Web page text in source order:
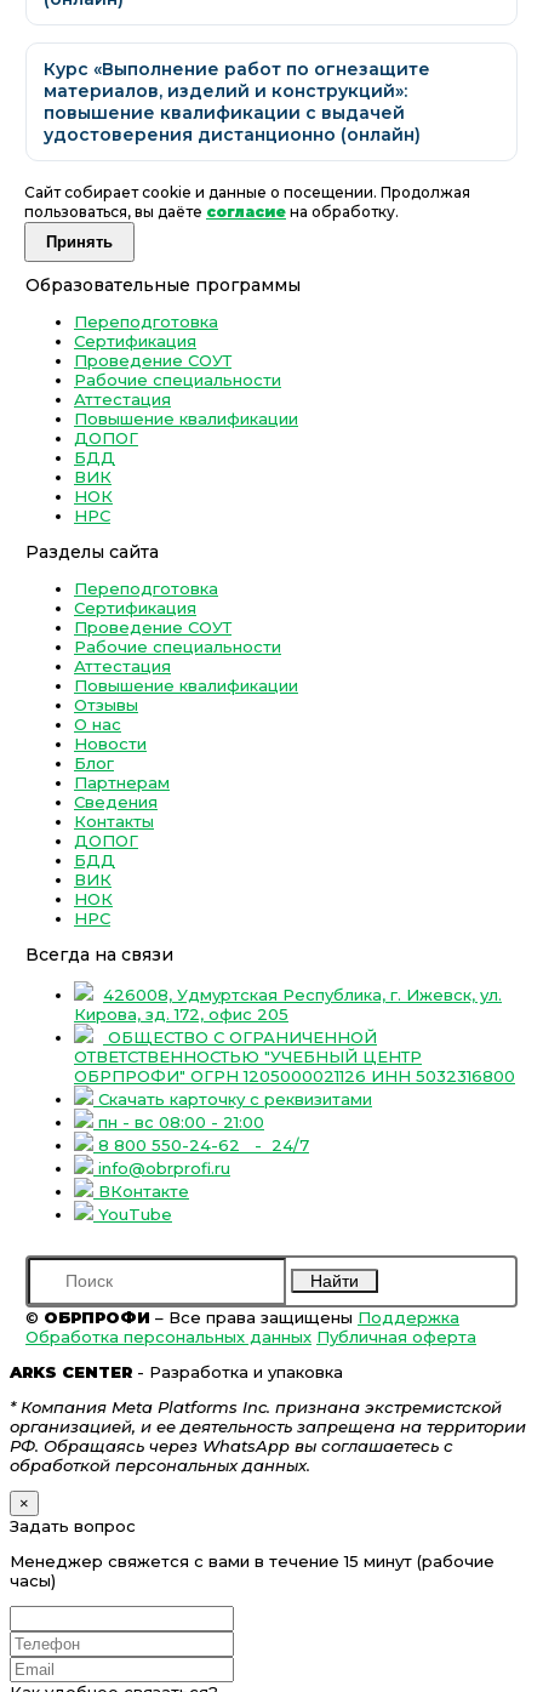
Курс «Выполнение работ по огнезащите
материалов, изделий и конструкций»:
повышение квалификации с выдачей
удостоверения дистанционно (онлайн)
Сайт собирает cookie и данные о посещении. Продолжая
пользоваться, вы даёте согласие на обработку.
Принять
Образовательные программы
Переподготовка
Сертификация
Проведение СОУТ
Рабочие специальности
Аттестация
Повышение квалификации
ДОПОГ
БДД
ВИК
НОК
НРС
Разделы сайта
Переподготовка
Сертификация
Проведение СОУТ
Рабочие специальности
Аттестация
Повышение квалификации
Отзывы
О нас
Новости
Блог
Партнерам
Сведения
Контакты
ДОПОГ
БДД
ВИК
НОК
НРС
Всегда на связи
426008, Удмуртская Республика, г. Ижевск, ул.
Кирова, зд. 172, офис 205
ОБЩЕСТВО С ОГРАНИЧЕННОЙ
ОТВЕТСТВЕННОСТЬЮ "УЧЕБНЫЙ ЦЕНТР
ОБРПРОФИ" ОГРН 1205000021126 ИНН 5032316800
Скачать карточку с реквизитами
пн - вс 08:00 - 21:00
8 800 550-24-62
- 24/7
info@obrprofi.ru
ВКонтакте
YouTube
Найти
© ОБРПРОФИ – Все права защищены Поддержка
Обработка персональных данных Публичная оферта
ARKS CENTER - Разработка и упаковка
* Компания Meta Platforms Inc. признана экстремистской
организацией, и ее деятельность запрещена на территории
РФ. Обращаясь через WhatsApp вы соглашаетесь с
обработкой персональных данных.
×
Задать вопрос
Менеджер свяжется с вами в течение 15 минут (рабочие
часы)